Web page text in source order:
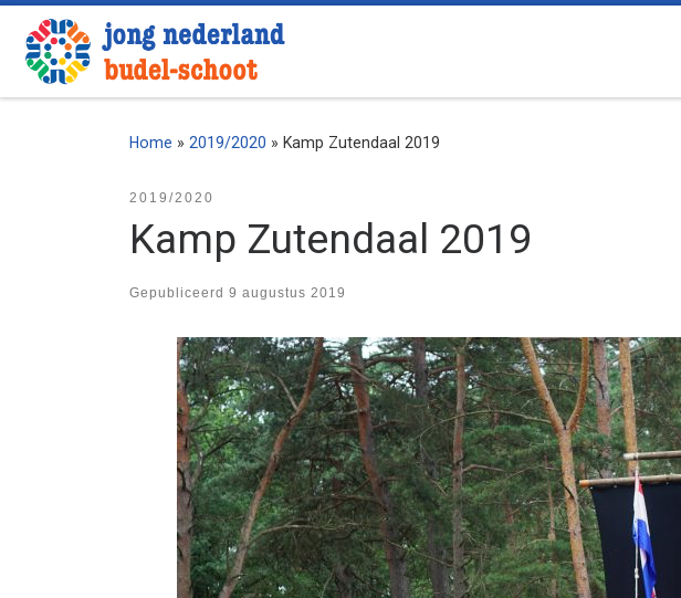
Ga naar inhoud
Home » 2019/2020 » Kamp Zutendaal 2019
2019/2020
Kamp Zutendaal 2019
Gepubliceerd 9 augustus 2019